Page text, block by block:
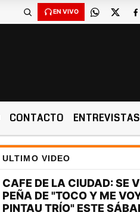
EN VIVO
CONTACTO ENTREVISTAS
ULTIMO VIDEO